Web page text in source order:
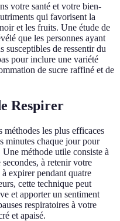
votre santé et votre bien-
qui favorisent la
et les fruits. Une étude de
que les personnes ayant
susceptibles de ressentir du
pour inclure une variété
de sucre raffiné et de
Respirer
méthodes les plus efficaces
minutes chaque jour pour
méthode utile consiste à
à retenir votre
expirer pendant quatre
cette technique peut
et apporter un sentiment
respiratoires à votre
et apaisé.